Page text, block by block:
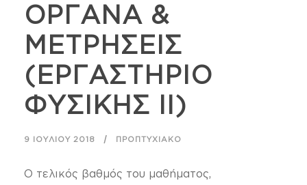
ΟΡΓΑΝΑ &
ΜΕΤΡΗΣΕΙΣ
(ΕΡΓΑΣΤΗΡΙΟ
ΦΥΣΙΚΗΣ ΙΙ)
9 ΙΟΥΛΊΟΥ 2018 ΠΡΟΠΤΥΧΙΑΚΌ
Ο τελικός βαθμός του μαθήματος,